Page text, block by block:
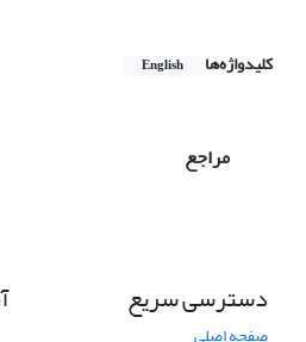
کلیدواژه‌ها English
مراجع
دسترسی سریع